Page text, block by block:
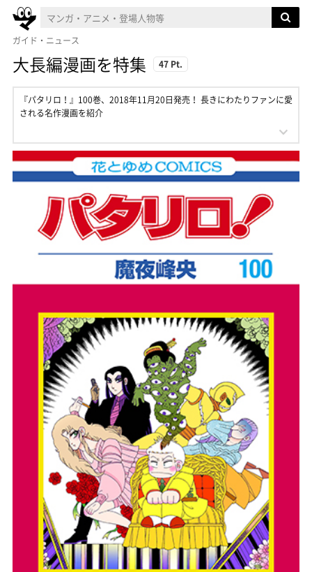
ガイド・ニュース
大長編漫画を特集 47 Pt.
『パタリロ！』100巻、2018年11月20日発売！ 長きにわたりファンに愛
される名作漫画を紹介